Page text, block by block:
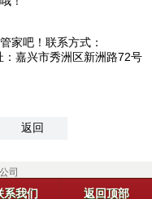
家吧！联系方式：
嘉兴市秀洲区新洲路72号
返回
司
系我们 返回顶部